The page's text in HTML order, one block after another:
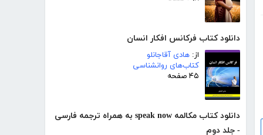
دانلود کتاب فرکانس افکار انسان
از: هادی آقاجانلو
کتاب‌های روانشناسی
۴۵ صفحه
دانلود کتاب مکالمه speak now به همراه ترجمه فارسی
- جلد دوم